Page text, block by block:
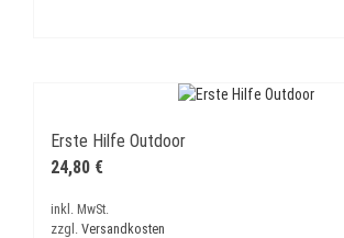
Erste Hilfe Outdoor
24,80 €
inkl. MwSt.
zzgl. Versandkosten